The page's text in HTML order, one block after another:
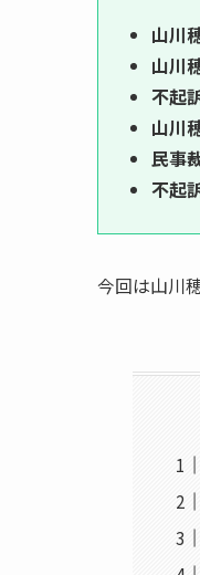
山川
山川
不起
山川
民事
不起
今回は山川